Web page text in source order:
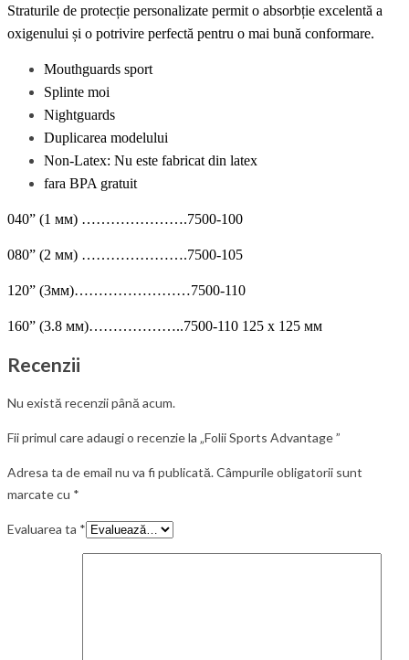
Straturile de protecție personalizate permit o absorbție excelentă a
oxigenului și o potrivire perfectă pentru o mai bună conformare.
Mouthguards sport
Splinte moi
Nightguards
Duplicarea modelului
Non-Latex: Nu este fabricat din latex
fara BPA gratuit
040” (1 мм) ………………….7500-100
080” (2 мм) ………………….7500-105
120” (3мм)……………………7500-110
160” (3.8 мм)………………..7500-110 125 x 125 мм
Recenzii
Nu există recenzii până acum.
Fii primul care adaugi o recenzie la „Folii Sports Advantage ”
Adresa ta de email nu va fi publicată.Câmpurile obligatorii sunt
marcate cu *
Evaluarea ta *